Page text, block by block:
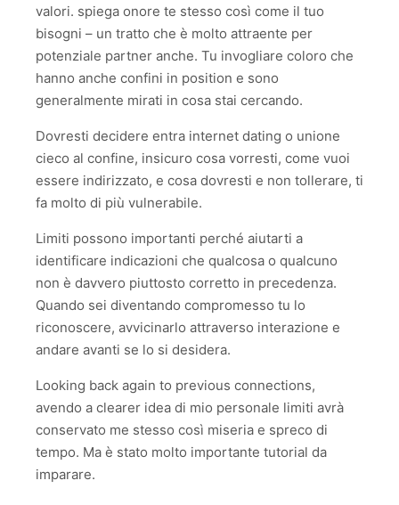
valori. spiega onore te stesso così come il tuo
bisogni – un tratto che è molto attraente per
potenziale partner anche. Tu invogliare coloro che
hanno anche confini in position e sono
generalmente mirati in cosa stai cercando.
Dovresti decidere entra internet dating o unione
cieco al confine, insicuro cosa vorresti, come vuoi
essere indirizzato, e cosa dovresti e non tollerare, ti
fa molto di più vulnerabile.
Limiti possono importanti perché aiutarti a
identificare indicazioni che qualcosa o qualcuno
non è davvero piuttosto corretto in precedenza.
Quando sei diventando compromesso tu lo
riconoscere, avvicinarlo attraverso interazione e
andare avanti se lo si desidera.
Looking back again to previous connections,
avendo a clearer idea di mio personale limiti avrà
conservato me stesso così miseria e spreco di
tempo. Ma è stato molto importante tutorial da
imparare.